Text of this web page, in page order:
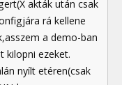
akták után csak
rá kellene
a demo-ban
kilopni ezeket.
nyílt etéren(csak